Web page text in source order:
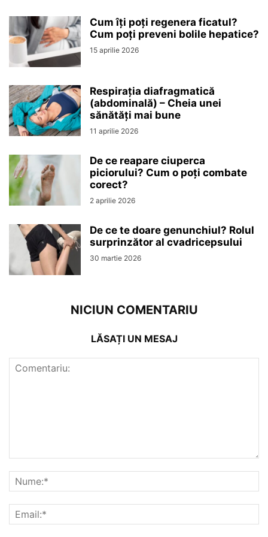
Cum îți poți regenera ficatul?
Cum poți preveni bolile hepatice?
15 aprilie 2026
Respirația diafragmatică
(abdominală) – Cheia unei
sănătăți mai bune
11 aprilie 2026
De ce reapare ciuperca
piciorului? Cum o poți combate
corect?
2 aprilie 2026
De ce te doare genunchiul? Rolul
surprinzător al cvadricepsului
30 martie 2026
NICIUN COMENTARIU
LĂSAȚI UN MESAJ